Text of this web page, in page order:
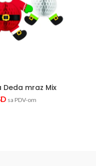
mraz Mix
sa PDV-om